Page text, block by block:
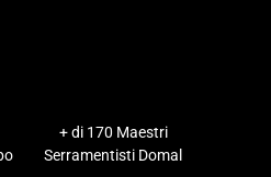
+ di 170 Maestri
Serramentisti Domal